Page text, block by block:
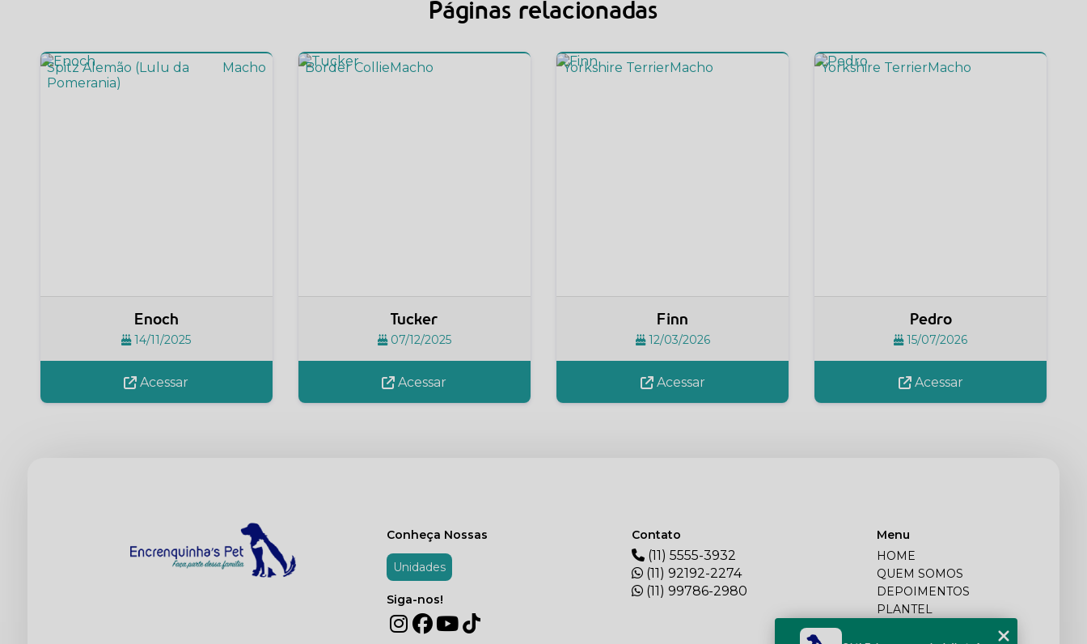
Páginas relacionadas
Enoch
14/11/2025
Spitz Alemão (Lulu da
Pomerania)
Macho
Acessar
Tucker
07/12/2025
Border CollieMacho
Acessar
Finn
12/03/2026
Yorkshire TerrierMacho
Acessar
Pedro
15/07/2026
Yorkshire TerrierMacho
Acessar
Conheça Nossas
Unidades
Siga-nos!
Contato
(11) 5555-3932
(11) 92192-2274
(11) 99786-2980
Menu
HOME
QUEM SOMOS
DEPOIMENTOS
PLANTEL